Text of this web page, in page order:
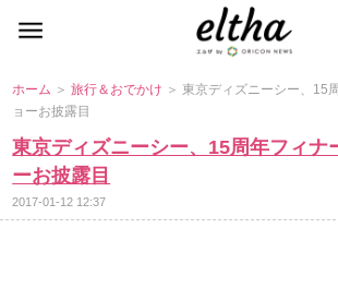
ホーム ＞旅行＆おでかけ ＞ 東京ディズニーシー、15
ョーお披露目
東京ディズニーシー、15周年フィナ
ーお披露目
2017-01-12 12:37